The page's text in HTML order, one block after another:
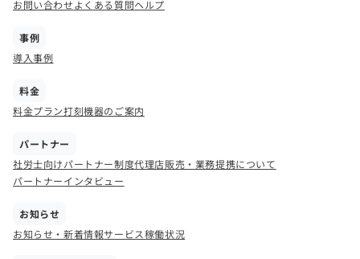
お問い合わせよくある質問ヘルプ
事例
導入事例
料金
料金プラン打刻機器のご案内
パートナー
社労士向けパートナー制度代理店販売・業務提携について
パートナーインタビュー
お知らせ
お知らせ・新着情報サービス稼働状況